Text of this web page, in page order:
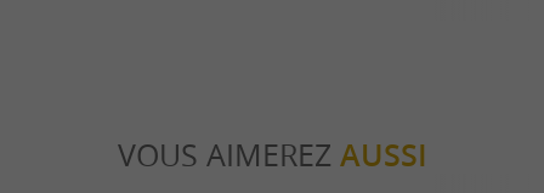
VOUS AIMEREZ AUSSI